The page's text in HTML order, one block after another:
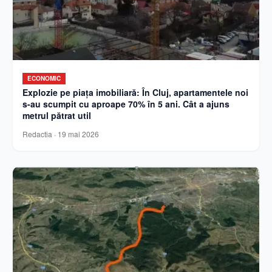
ECONOMIC
Explozie pe piața imobiliară: În Cluj, apartamentele noi
s-au scumpit cu aproape 70% în 5 ani. Cât a ajuns
metrul pătrat util
Redactia · 19 mai 2026